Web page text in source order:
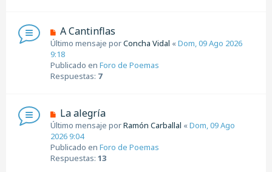
s
a
j
e
N
u
e
v
o
s
a
j
e
A Cantinflas
Último mensaje porConcha Vidal «Dom, 09 Ago 2026
9:18
Publicado en Foro de Poemas
Respuestas: 7
N
u
e
v
o
La alegría
Último mensaje porRamón Carballal «Dom, 09 Ago
2026 9:04
Publicado en Foro de Poemas
Respuestas: 13